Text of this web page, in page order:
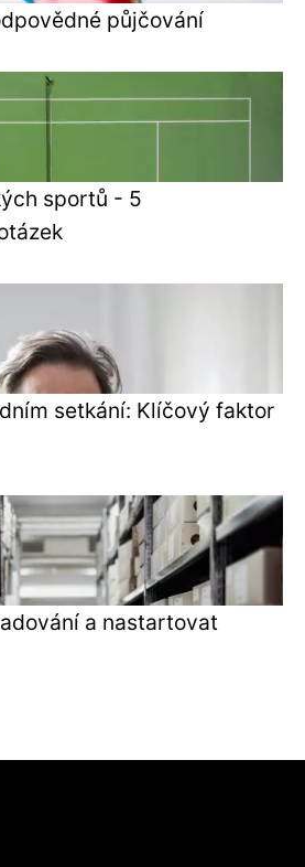
půjčování
sportů - 5
setkání: Klíčový faktor
a nastartovat